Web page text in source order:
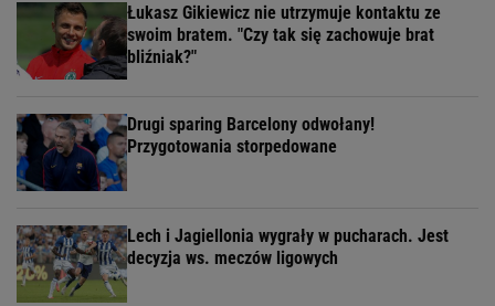
Łukasz Gikiewicz nie utrzymuje kontaktu ze
swoim bratem. "Czy tak się zachowuje brat
bliźniak?"
Drugi sparing Barcelony odwołany!
Przygotowania storpedowane
Lech i Jagiellonia wygrały w pucharach. Jest
decyzja ws. meczów ligowych